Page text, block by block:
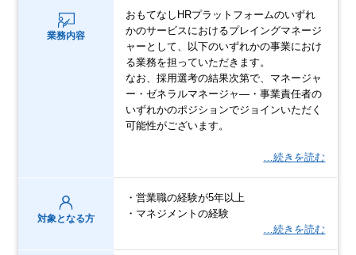
業務内容
おもてなしHRプラットフォームのいずれ
かのサービスにおけるプレイングマネージ
ャーとして、以下のいずれかの事業におけ
る業務を担っていただきます。
なお、採用選考の結果次第で、マネージャ
ー・ゼネラルマネージャ―・事業責任者の
いずれかのポジションでジョインいただく
可能性がございます。
…続きを読む
対象となる方
・営業職の経験が5年以上
・マネジメントの経験
…続きを読む